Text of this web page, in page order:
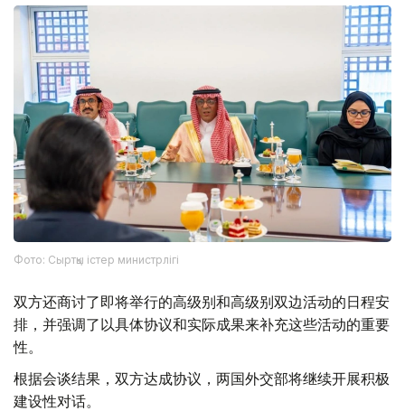
Фото: Сыртқы істер министрлігі
双方还商讨了即将举行的高级别和高级别双边活动的日程安
排，并强调了以具体协议和实际成果来补充这些活动的重要
性。
根据会谈结果，双方达成协议，两国外交部将继续开展积极
建设性对话。